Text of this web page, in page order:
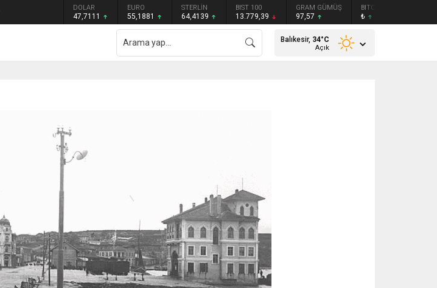
DOLAR
47,7111
EURO
55,1881
STERLİN
64,4139
BIST 100
13.779,39
GRAM GÜMÜŞ
97,57
BITCOIN
₺
Balıkesir, 34°C
Açık